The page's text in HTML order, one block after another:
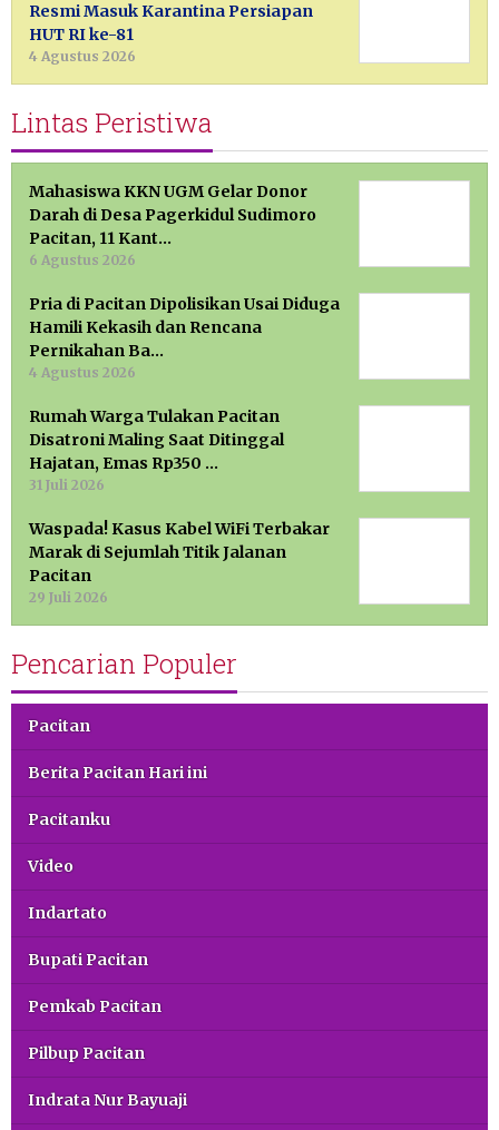
Resmi Masuk Karantina Persiapan
HUT RI ke-81
4 Agustus 2026
Lintas Peristiwa
Mahasiswa KKN UGM Gelar Donor
Darah di Desa Pagerkidul Sudimoro
Pacitan, 11 Kant…
6 Agustus 2026
Pria di Pacitan Dipolisikan Usai Diduga
Hamili Kekasih dan Rencana
Pernikahan Ba…
4 Agustus 2026
Rumah Warga Tulakan Pacitan
Disatroni Maling Saat Ditinggal
Hajatan, Emas Rp350 …
31 Juli 2026
Waspada! Kasus Kabel WiFi Terbakar
Marak di Sejumlah Titik Jalanan
Pacitan
29 Juli 2026
Pencarian Populer
Pacitan
Berita Pacitan Hari ini
Pacitanku
Video
Indartato
Bupati Pacitan
Pemkab Pacitan
Pilbup Pacitan
Indrata Nur Bayuaji